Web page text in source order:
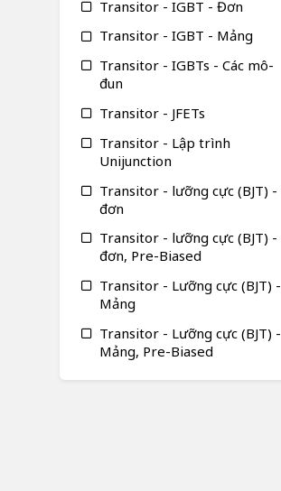
Transitor - IGBT - Đơn
Transitor - IGBT - Mảng
Transitor - IGBTs - Các mô-
đun
Transitor - JFETs
Transitor - Lập trình
Unijunction
Transitor - lưỡng cực (BJT) -
đơn
Transitor - lưỡng cực (BJT) -
đơn, Pre-Biased
Transitor - Lưỡng cực (BJT) -
Mảng
Transitor - Lưỡng cực (BJT) -
Mảng, Pre-Biased